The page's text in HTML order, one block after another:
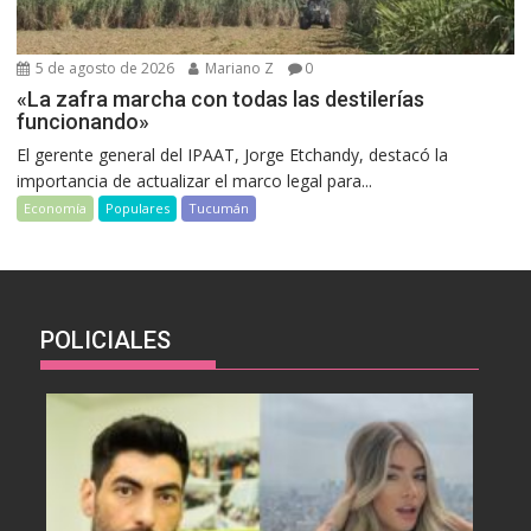
5 de agosto de 2026 Mariano Z 0
«La zafra marcha con todas las destilerías
funcionando»
El gerente general del IPAAT, Jorge Etchandy, destacó la
importancia de actualizar el marco legal para...
Economía Populares Tucumán
POLICIALES